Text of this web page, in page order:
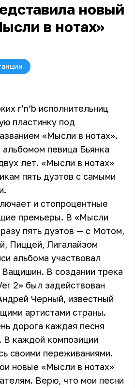
новый
в нотах»
r’n’b исполнительниц
пластинку под
«Мысли в нотах».
певица Бьянка
лет. «Мысли в нотах»
пять дуэтов с самыми
и стопроцентные
премьеры. В «Мысли
пять дуэтов — с Мотом,
Пиццей, Лигалайзом
альбома участвовал
Ващишин. В создании трека
2» был задействован
Черный, известный
артистами страны.
дорога каждая песня
В каждой композиции
своими переживаниями.
новые «Мысли в нотах»
Верю, что мои песни